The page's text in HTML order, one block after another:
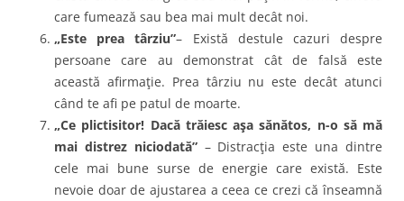
care fumează sau bea mai mult decât noi.
„Este prea târziu”– Există destule cazuri despre
persoane care au demonstrat cât de falsă este
această afirmaţie. Prea târziu nu este decât atunci
când te afi pe patul de moarte.
„Ce plictisitor! Dacă trăiesc aşa sănătos, n-o să mă
mai distrez niciodată”– Distracţia este una dintre
cele mai bune surse de energie care există. Este
nevoie doar de ajustarea a ceea ce crezi că înseamnă